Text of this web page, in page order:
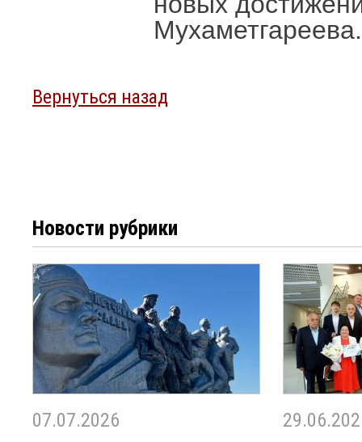
Мухаметгареева.
Вернуться назад
Новости рубрики
07.07.2026